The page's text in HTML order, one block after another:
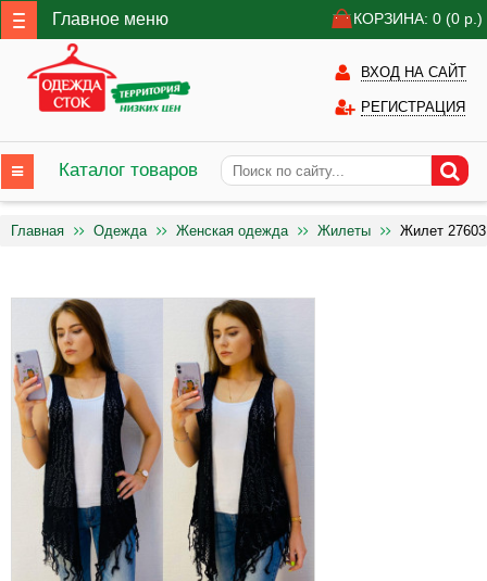
Главное меню КОРЗИНА: 0 (0 р.)
ВХОД НА САЙТ
РЕГИСТРАЦИЯ
Каталог товаров
Главная Одежда Женская одежда Жилеты Жилет 27603